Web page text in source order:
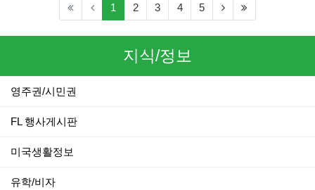
1 (current)
2 3 4 5 (next)
지식/정보
영주권/시민권
FL 행사게시판
미국생활정보
유학/비자